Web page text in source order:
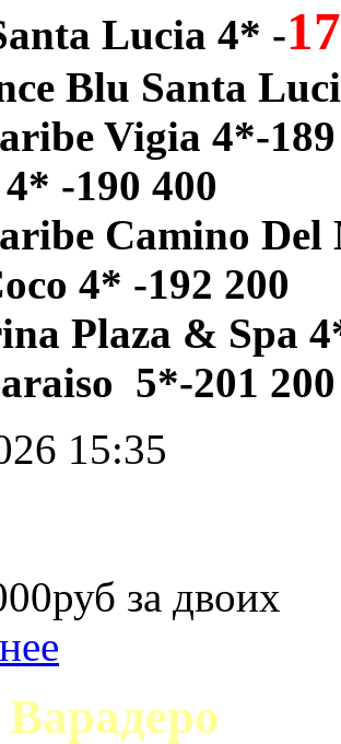
Lucia 4* -
Blu Santa
Vigia 4*-
-190 400
Camino Del
4* -192 200
Plaza & Spa
5*-201 200
15:35
за двоих